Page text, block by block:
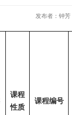
发布者：钟芳
课程
性质
课程编号